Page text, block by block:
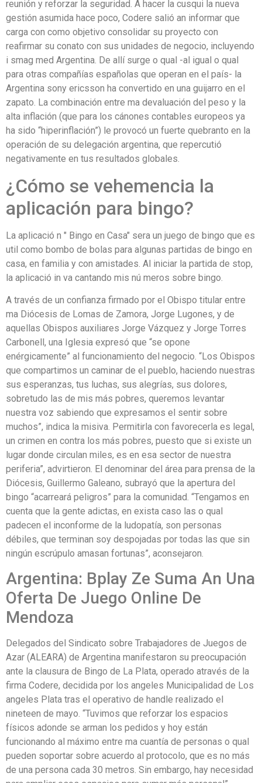
reunión y reforzar la seguridad. A hacer la cusqui la nueva
gestión asumida hace poco, Codere salió an informar que
carga con como objetivo consolidar su proyecto con
reafirmar su conato con sus unidades de negocio, incluyendo
i smag med Argentina. De allí surge o qual -al igual o qual
para otras compañías españolas que operan en el país- la
Argentina sony ericsson ha convertido en una guijarro en el
zapato. La combinación entre ma devaluación del peso y la
alta inflación (que para los cánones contables europeos ya
ha sido “hiperinflación”) le provocó un fuerte quebranto en la
operación de su delegación argentina, que repercutió
negativamente en tus resultados globales.
¿Cómo se vehemencia la
aplicación para bingo?
La aplicació n " Bingo en Casa" sera un juego de bingo que es
util como bombo de bolas para algunas partidas de bingo en
casa, en familia y con amistades. Al iniciar la partida de stop,
la aplicació in va cantando mis nú meros sobre bingo.
A través de un confianza firmado por el Obispo titular entre
ma Diócesis de Lomas de Zamora, Jorge Lugones, y de
aquellas Obispos auxiliares Jorge Vázquez y Jorge Torres
Carbonell, una Iglesia expresó que “se opone
enérgicamente” al funcionamiento del negocio. “Los Obispos
que compartimos un caminar de el pueblo, haciendo nuestras
sus esperanzas, tus luchas, sus alegrías, sus dolores,
sobretudo las de mis más pobres, queremos levantar
nuestra voz sabiendo que expresamos el sentir sobre
muchos”, indica la misiva. Permitirla con favorecerla es legal,
un crimen en contra los más pobres, puesto que si existe un
lugar donde circulan miles, es en esa sector de nuestra
periferia”, advirtieron. El denominar del área para prensa de la
Diócesis, Guillermo Galeano, subrayó que la apertura del
bingo “acarreará peligros” para la comunidad. “Tengamos en
cuenta que la gente adictas, en exista caso las o qual
padecen el inconforme de la ludopatía, son personas
débiles, que terminan soy despojadas por todas las que sin
ningún escrúpulo amasan fortunas”, aconsejaron.
Argentina: Bplay Ze Suma An Una
Oferta De Juego Online De
Mendoza
Delegados del Sindicato sobre Trabajadores de Juegos de
Azar (ALEARA) de Argentina manifestaron su preocupación
ante la clausura de Bingo de La Plata, operado através de la
firma Codere, decidida por los angeles Municipalidad de Los
angeles Plata tras el operativo de handle realizado el
nineteen de mayo. “Tuvimos que reforzar los espacios
físicos adonde se arman los pedidos y hoy están
funcionando al máximo entre ma cuantía de personas o qual
pueden soportar sobre acuerdo al protocolo, que es no más
de una persona cada 30 metros. Sin embargo, hay necesidad